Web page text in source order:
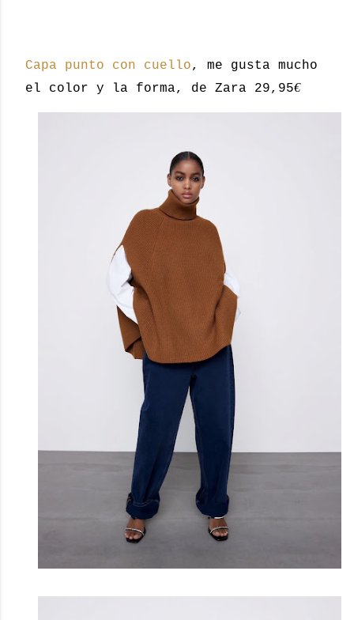
Capa punto con cuello, me gusta mucho
el color y la forma, de Zara 29,95€